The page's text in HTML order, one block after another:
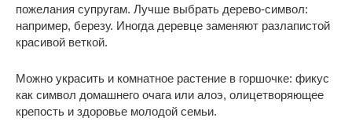
пожелания супругам. Лучше выбрать дерево-символ:
например, березу. Иногда деревце заменяют разлапистой
красивой веткой.
Можно украсить и комнатное растение в горшочке: фикус
как символ домашнего очага или алоэ, олицетворяющее
крепость и здоровье молодой семьи.